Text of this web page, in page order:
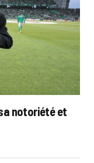
notoriété et